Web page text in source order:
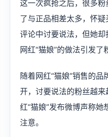
这一次疯抢之后，很多
了与正品相差太多，怀
评论中讨要说法，但她
网红“猫娘”的做法引发了
随着网红“猫娘”销售的
开，讨要说法的粉丝越
红“猫娘”发布微博声称
注意。